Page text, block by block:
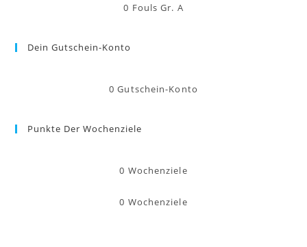
0 Fouls Gr. A
Dein Gutschein-Konto
0 Gutschein-Konto
Punkte Der Wochenziele
0 Wochenziele
0 Wochenziele